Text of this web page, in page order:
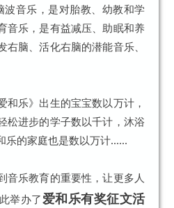
音乐，是对胎教、幼教和学
音乐，是有益减压、助眠和养
脑、活化右脑的潜能音乐、
和乐》出生的宝宝数以万计，
松进步的学子数以千计，沐浴
乐的家庭也是数以万计......
音乐教育的重要性，让更多人
举办了爱和乐有奖征文活